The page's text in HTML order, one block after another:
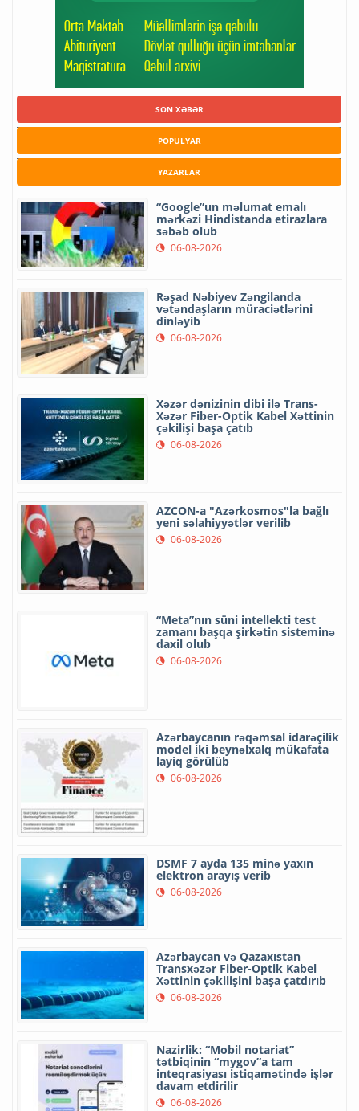
SON XƏBƏR
POPULYAR
YAZARLAR
“Google”un məlumat emalı
mərkəzi Hindistanda etirazlara
səbəb olub
06-08-2026
Rəşad Nəbiyev Zəngilanda
vətəndaşların müraciətlərini
dinləyib
06-08-2026
Xəzər dənizinin dibi ilə Trans-
Xəzər Fiber-Optik Kabel Xəttinin
çəkilişi başa çatıb
06-08-2026
AZCON-a "Azərkosmos"la bağlı
yeni səlahiyyətlər verilib
06-08-2026
“Meta”nın süni intellekti test
zamanı başqa şirkətin sisteminə
daxil olub
06-08-2026
Azərbaycanın rəqəmsal idarəçilik
model iki beynəlxalq mükafata
layiq görülüb
06-08-2026
DSMF 7 ayda 135 minə yaxın
elektron arayış verib
06-08-2026
Azərbaycan və Qazaxıstan
Transxəzər Fiber-Optik Kabel
Xəttinin çəkilişini başa çatdırıb
06-08-2026
Nazirlik: “Mobil notariat”
tətbiqinin “mygov”a tam
inteqrasiyası istiqamətində işlər
davam etdirilir
06-08-2026